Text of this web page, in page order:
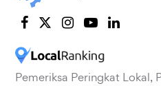
Pemeriksa Peringkat Lokal,